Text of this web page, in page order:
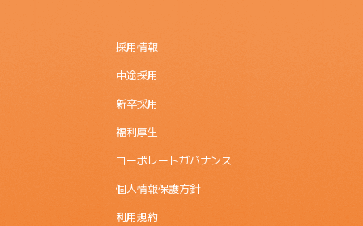
採用情報
中途採用
新卒採用
福利厚生
コーポレートガバナンス
個人情報保護方針
利用規約